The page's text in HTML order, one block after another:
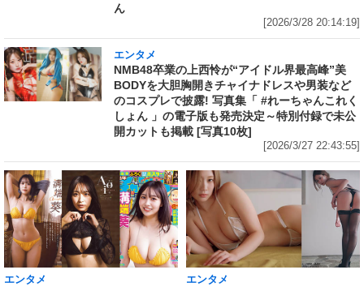
ん
[2026/3/28 20:14:19]
エンタメ
NMB48卒業の上西怜が“アイドル界最高峰”美
BODYを大胆胸開きチャイナドレスや男装など
のコスプレで披露! 写真集「 #れーちゃんこれく
しょん 」の電子版も発売決定～特別付録で未公
開カットも掲載 [写真10枚]
[2026/3/27 22:43:55]
エンタメ エンタメ